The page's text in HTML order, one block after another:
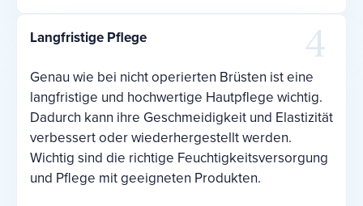
Langfristige Pflege
Genau wie bei nicht operierten Brüsten ist eine
langfristige und hochwertige Hautpflege wichtig.
Dadurch kann ihre Geschmeidigkeit und Elastizität
verbessert oder wiederhergestellt werden.
Wichtig sind die richtige Feuchtigkeitsversorgung
und Pflege mit geeigneten Produkten.